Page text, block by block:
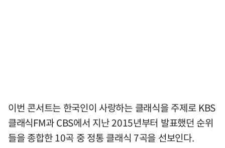
이번 콘서트는 한국인이 사랑하는 클래식을 주제로 KBS
클래식FM과 CBS에서 지난 2015년부터 발표했던 순위
들을 종합한 10곡 중 정통 클래식 7곡을 선보인다.